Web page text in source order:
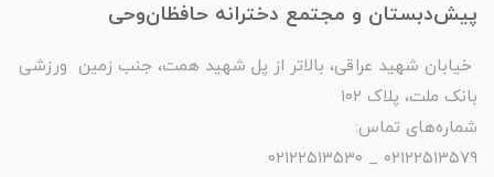
پیش‌دبستان و مجتمع دخترانه حافظان‌وحی
خیابان شهید عراقی، بالاتر از پل شهید همت، جنب زمین ورزشی
بانک ملت، پلاک ۱۰۲
شماره‌های تماس:
۰۲۱۲۲۵۱۳۵۷۹ _ ۰۲۱۲۲۵۱۳۵۳۰